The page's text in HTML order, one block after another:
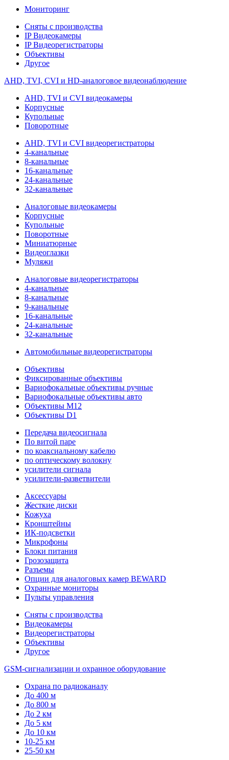
Мониторинг
Сняты с производства
IP Видеокамеры
IP Видеорегистраторы
Объективы
Другое
AHD, TVI, CVI и HD-аналоговое видеонаблюдение
AHD, TVI и CVI видеокамеры
Корпусные
Купольные
Поворотные
AHD, TVI и CVI видеорегистраторы
4-канальные
8-канальные
16-канальные
24-канальные
32-канальные
Аналоговые видеокамеры
Корпусные
Купольные
Поворотные
Миниатюрные
Видеоглазки
Муляжи
Аналоговые видеорегистраторы
4-канальные
8-канальные
9-канальные
16-канальные
24-канальные
32-канальные
Автомобильные видеорегистраторы
Объективы
Фиксированные объективы
Вариофокальные объективы ручные
Вариофокальные объективы авто
Объективы M12
Объективы D1
Передача видеосигнала
По витой паре
по коаксиальному кабелю
по оптическому волокну
усилители сигнала
усилители-разветвители
Аксессуары
Жесткие диски
Кожуха
Кронштейны
ИК-подсветки
Микрофоны
Блоки питания
Грозозащита
Разъемы
Опции для аналоговых камер BEWARD
Охранные мониторы
Пульты управления
Сняты с производства
Видеокамеры
Видеорегистраторы
Объективы
Другое
GSM-сигнализации и охранное оборудование
Охрана по радиоканалу
До 400 м
До 800 м
До 2 км
До 5 км
До 10 км
10-25 км
25-50 км